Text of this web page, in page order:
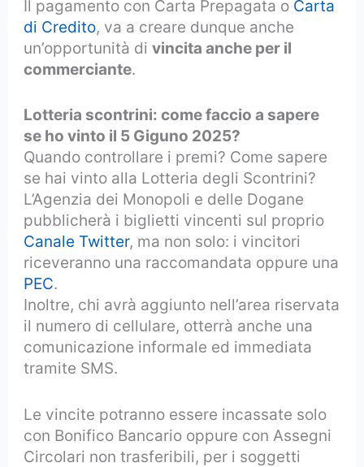
Il pagamento con Carta Prepagata o Carta
di Credito, va a creare dunque anche
un’opportunità divincita anche per il
commerciante.
Lotteria scontrini: come faccio a sapere
se ho vinto il 5 Giguno 2025?
Quando controllare i premi? Come sapere
se hai vinto alla Lotteria degli Scontrini?
L’Agenzia dei Monopoli e delle Dogane
pubblicherà i biglietti vincenti sul proprio
Canale Twitter, ma non solo: i vincitori
riceveranno una raccomandata oppure una
PEC.
Inoltre, chi avrà aggiunto nell’area riservata
il numero di cellulare, otterrà anche una
comunicazione informale ed immediata
tramite SMS.
Le vincite potranno essere incassate solo
con Bonifico Bancario oppure con Assegni
Circolari non trasferibili, per i soggetti